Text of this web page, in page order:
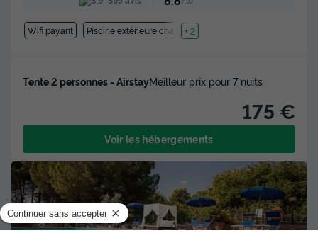
Wifi payant Piscine extérieure chauffée
+ 2
Tente 2 personnes - AirstayMeilleur prix pour 7 nuits
175 €
Voir les hébergements